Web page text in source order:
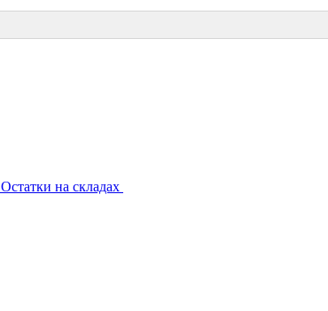
Остатки на складах